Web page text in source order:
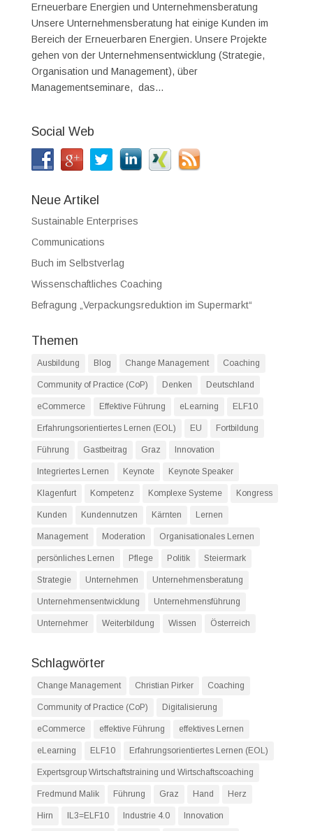
Erneuerbare Energien und Unternehmensberatung
Unsere Unternehmensberatung hat einige Kunden im
Bereich der Erneuerbaren Energien. Unsere Projekte
gehen von der Unternehmensentwicklung (Strategie,
Organisation und Management), über
Managementseminare, das...
Social Web
Neue Artikel
Sustainable Enterprises
Communications
Buch im Selbstverlag
Wissenschaftliches Coaching
Befragung „Verpackungsreduktion im Supermarkt“
Themen
Ausbildung Blog Change Management Coaching
Community of Practice (CoP) Denken Deutschland
eCommerce Effektive Führung eLearning ELF10
Erfahrungsorientiertes Lernen (EOL) EU Fortbildung
Führung Gastbeitrag Graz Innovation
Integriertes Lernen Keynote Keynote Speaker
Klagenfurt Kompetenz Komplexe Systeme Kongress
Kunden Kundennutzen Kärnten Lernen
Management Moderation Organisationales Lernen
persönliches Lernen Pflege Politik Steiermark
Strategie Unternehmen Unternehmensberatung
Unternehmensentwicklung Unternehmensführung
Unternehmer Weiterbildung Wissen Österreich
Schlagwörter
Change Management Christian Pirker Coaching
Community of Practice (CoP) Digitalisierung
eCommerce effektive Führung effektives Lernen
eLearning ELF10 Erfahrungsorientiertes Lernen (EOL)
Expertsgroup Wirtschaftstraining und Wirtschaftscoaching
Fredmund Malik Führung Graz Hand Herz
Hirn IL3=ELF10 Industrie 4.0 Innovation